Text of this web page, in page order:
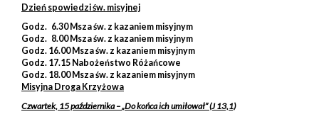
Dzień spowiedzi św. misyjnej
Godz. 6.30 Msza św. z kazaniem misyjnym
Godz. 8.00 Msza św. z kazaniem misyjnym
Godz. 16.00 Msza św. z kazaniem misyjnym
Godz. 17.15 Nabożeństwo Różańcowe
Godz. 18.00 Msza św. z kazaniem misyjnym
Misyjna Droga Krzyżowa
Czwartek, 15 października –„Do końca ich umiłował”(J 13,1)